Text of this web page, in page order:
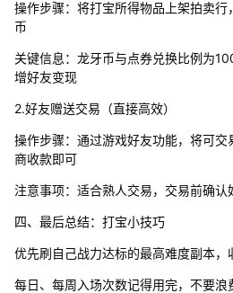
操作步骤：将打宝所得物品上架拍卖
币
关键信息：龙牙币与点券兑换比例为
增好友变现
2.好友赠送交易（直接高效）
操作步骤：通过游戏好友功能，将可
商收款即可
注意事项：适合熟人交易，交易前确认
四、最后总结：打宝小技巧
优先刷自己战力达标的最高难度副本，
每日、每周入场次数记得用完，不要浪